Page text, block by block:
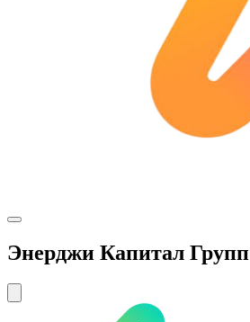
Энерджи Капитал Групп